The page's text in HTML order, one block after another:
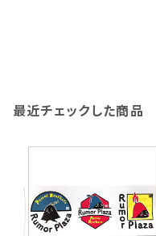
最近チェックした商品